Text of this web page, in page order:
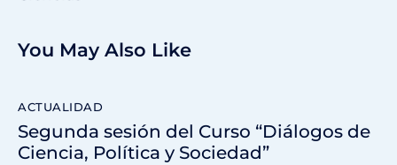
You May Also Like
ACTUALIDAD
Segunda sesión del Curso “Diálogos de
Ciencia, Política y Sociedad”